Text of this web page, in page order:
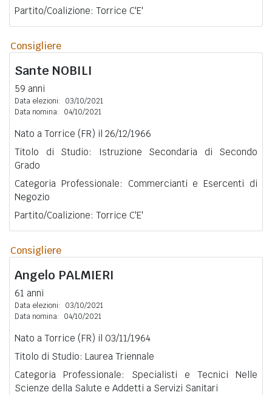
Partito/Coalizione: Torrice C'E'
Consigliere
Sante NOBILI
59 anni
Data elezioni:
03/10/2021
Data nomina:
04/10/2021
Nato a Torrice (FR) il 26/12/1966
Titolo di Studio: Istruzione Secondaria di Secondo
Grado
Categoria Professionale: Commercianti e Esercenti di
Negozio
Partito/Coalizione: Torrice C'E'
Consigliere
Angelo PALMIERI
61 anni
Data elezioni:
03/10/2021
Data nomina:
04/10/2021
Nato a Torrice (FR) il 03/11/1964
Titolo di Studio: Laurea Triennale
Categoria Professionale: Specialisti e Tecnici Nelle
Scienze della Salute e Addetti a Servizi Sanitari